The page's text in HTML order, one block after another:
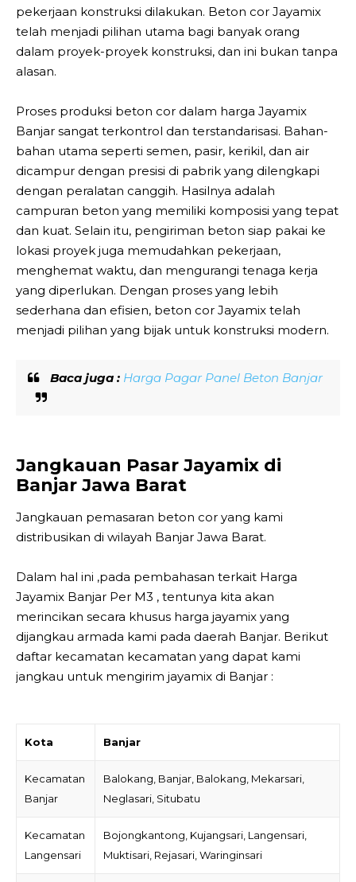
pekerjaan konstruksi dilakukan. Beton cor Jayamix
telah menjadi pilihan utama bagi banyak orang
dalam proyek-proyek konstruksi, dan ini bukan tanpa
alasan.
Proses produksi beton cor dalam harga Jayamix
Banjar sangat terkontrol dan terstandarisasi. Bahan-
bahan utama seperti semen, pasir, kerikil, dan air
dicampur dengan presisi di pabrik yang dilengkapi
dengan peralatan canggih. Hasilnya adalah
campuran beton yang memiliki komposisi yang tepat
dan kuat. Selain itu, pengiriman beton siap pakai ke
lokasi proyek juga memudahkan pekerjaan,
menghemat waktu, dan mengurangi tenaga kerja
yang diperlukan. Dengan proses yang lebih
sederhana dan efisien, beton cor Jayamix telah
menjadi pilihan yang bijak untuk konstruksi modern.
Baca juga : Harga Pagar Panel Beton Banjar
Jangkauan Pasar Jayamix di
Banjar Jawa Barat
Jangkauan pemasaran beton cor yang kami
distribusikan di wilayah Banjar Jawa Barat.
Dalam hal ini ,pada pembahasan terkait Harga
Jayamix Banjar Per M3 , tentunya kita akan
merincikan secara khusus harga jayamix yang
dijangkau armada kami pada daerah Banjar. Berikut
daftar kecamatan kecamatan yang dapat kami
jangkau untuk mengirim jayamix di Banjar :
Kota Banjar
Kecamatan
Banjar
Balokang, Banjar, Balokang, Mekarsari,
Neglasari, Situbatu
Kecamatan
Langensari
Bojongkantong, Kujangsari, Langensari,
Muktisari, Rejasari, Waringinsari